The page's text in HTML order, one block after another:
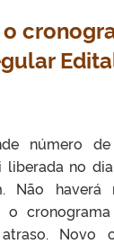
número
liberada no
Não haverá
o
Novo